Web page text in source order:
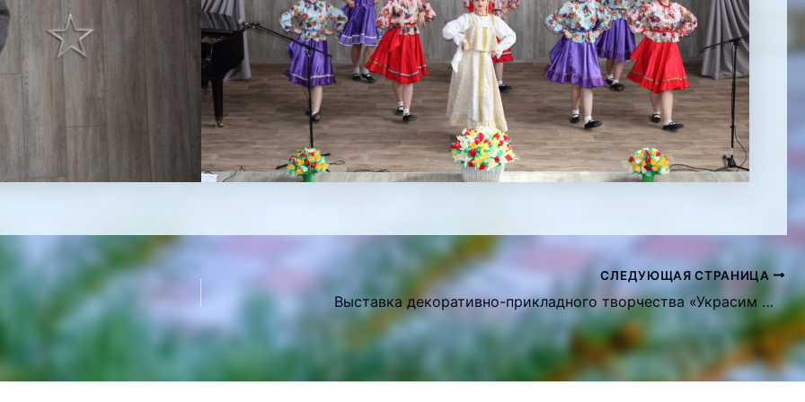
СЛЕДУЮЩАЯ СТРАНИЦА
Выставка декоративно-прикладного творчества «Украсим жизнь цветами»